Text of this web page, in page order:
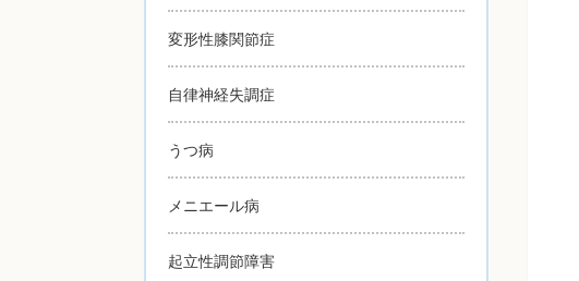
変形性膝関節症
自律神経失調症
うつ病
メニエール病
起立性調節障害